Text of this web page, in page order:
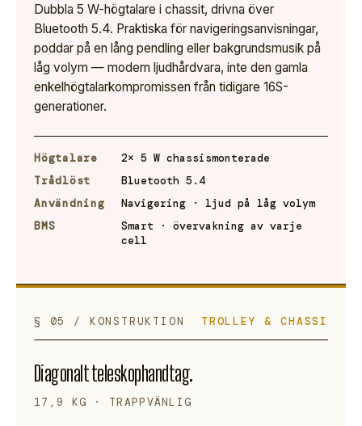
Dubbla 5 W-högtalare i chassit, drivna över
Bluetooth 5.4. Praktiska för navigeringsanvisningar,
poddar på en lång pendling eller bakgrundsmusik på
låg volym — modern ljudhårdvara, inte den gamla
enkelhögtalarkompromissen från tidigare 16S-
generationer.
Högtalare
2× 5 W chassismonterade
Trådlöst
Bluetooth 5.4
Användning
Navigering · ljud på låg volym
BMS
Smart · övervakning av varje
cell
§ 05 / KONSTRUKTION TROLLEY & CHASSI
Diagonalt teleskophandtag.
17,9 KG · TRAPPVÄNLIG